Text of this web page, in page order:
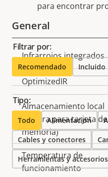
General
Descripción
de
propiedad
Infrarrojos integrados
OptimizedIR
Almacenamiento local
(ranura para tarjeta de
memoria)
Temperatura de
funcionamiento
para encontrar
Filtrar por:
Recomendado Incluido
Tipo:
Todo Alimentación
Cables y conectores
Herramientas y accesorios